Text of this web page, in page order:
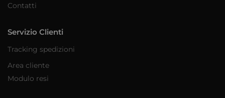
Contatti
Servizio Clienti
Tracking spedizioni
Area cliente
Modulo resi